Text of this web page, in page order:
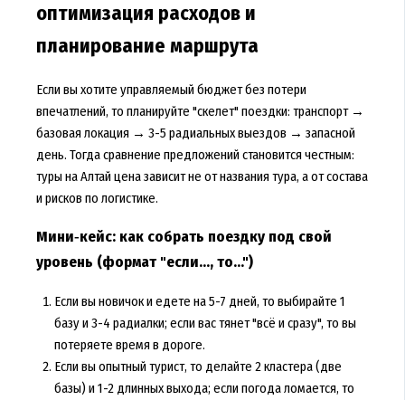
оптимизация расходов и
планирование маршрута
Если вы хотите управляемый бюджет без потери
впечатлений, то планируйте "скелет" поездки: транспорт →
базовая локация → 3-5 радиальных выездов → запасной
день. Тогда сравнение предложений становится честным:
туры на Алтай ценазависит не от названия тура, а от состава
и рисков по логистике.
Мини‑кейс: как собрать поездку под свой
уровень (формат "если..., то...")
Если вы новичок и едете на 5-7 дней, то выбирайте 1
базу и 3-4 радиалки; если вас тянет "всё и сразу", то вы
потеряете время в дороге.
Если вы опытный турист, то делайте 2 кластера (две
базы) и 1-2 длинных выхода; если погода ломается, то